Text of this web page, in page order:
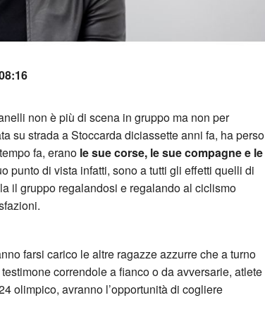
non è più di scena in gruppo ma non per
su strada a Stoccarda diciassette anni fa, ha perso
fa, erano le sue corse, le sue compagne e le
punto di vista infatti, sono a tutti gli effetti quelli di
il gruppo regalandosi e regalando al ciclismo
farsi carico le altre ragazze azzurre che a turno
correndole a fianco o da avversarie, atlete
olimpico, avranno l’opportunità di cogliere